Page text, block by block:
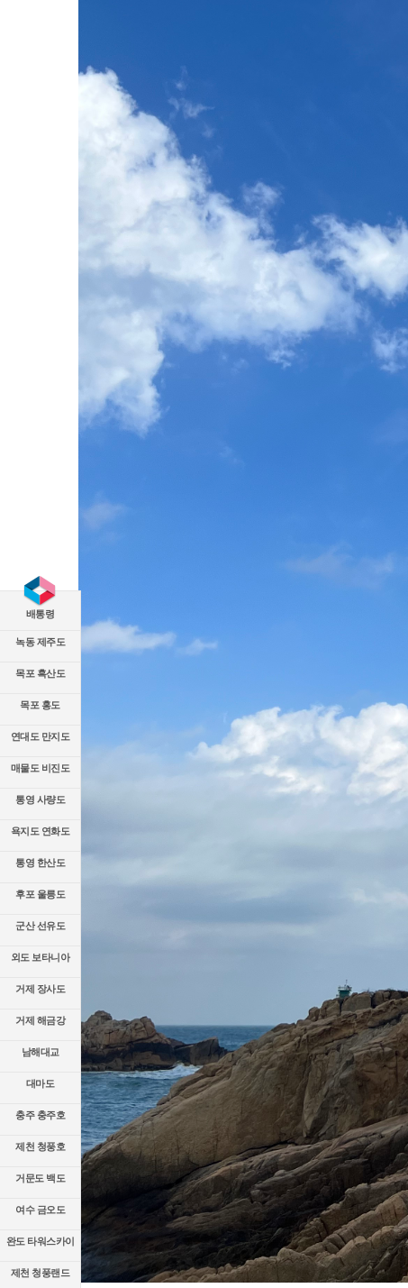
배통령
녹동 제주도
목포 흑산도
목포 홍도
연대도 만지도
매물도 비진도
통영 사량도
욕지도 연화도
통영 한산도
후포 울릉도
군산 선유도
외도 보타니아
거제 장사도
거제 해금강
남해대교
대마도
충주 충주호
제천 청풍호
거문도 백도
여수 금오도
완도 타워스카이
제천 청풍랜드